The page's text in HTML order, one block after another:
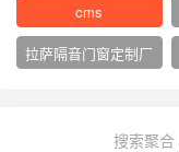
cms
拉萨隔音门窗定制厂
搜索聚合